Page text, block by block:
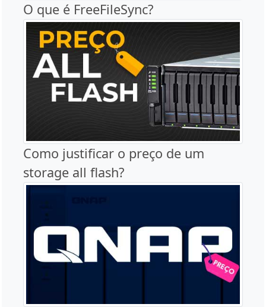
O que é FreeFileSync?
Como justificar o preço de um
storage all flash?